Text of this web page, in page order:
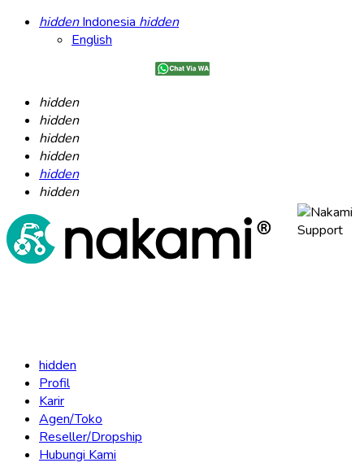
hiddenIndonesia hidden
English
hidden
hidden
hidden
hidden
hidden
hidden
hidden
Profil
Karir
Agen/Toko
Reseller/Dropship
Hubungi Kami